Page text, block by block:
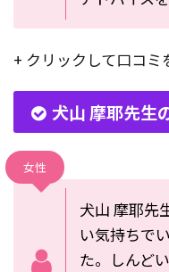
+ クリックして口コミ
犬山 摩耶先生
女性
犬山 摩耶先
い気持ちで
た。しんど